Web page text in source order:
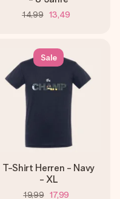
14,99 13,49
Sale
T-Shirt Herren - Navy
- XL
19,99 17,99